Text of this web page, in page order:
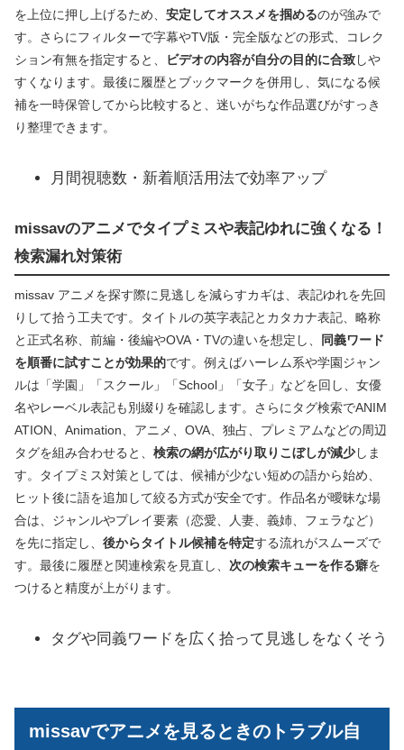
を上位に押し上げるため、 安定してオススメを掴めるのが強みで
す。さらにフィルターで字幕やTV版・完全版などの形式、コレク
ション有無を指定すると、
ビデオの内容が自分の目的に合致しや
すくなります。最後に履歴とブックマークを併用し、気になる候
補を一時保管してから比較すると、迷いがちな作品選びがすっき
り整理できます。
月間視聴数・新着順活用法で効率アップ
missavのアニメでタイプミスや表記ゆれに強くなる！
検索漏れ対策術
missav アニメを探す際に見逃しを減らすカギは、表記ゆれを先回
りして拾う工夫です。タイトルの英字表記とカタカナ表記、略称
と正式名称、前編・後編やOVA・TVの違いを想定し、
同義ワード
を順番に試すことが効果的です。例えばハーレム系や学園ジャン
ルは「学園」「スクール」「School」「女子」などを回し、女優
名やレーベル表記も別綴りを確認します。さらにタグ検索でANIM
ATION、Animation、アニメ、OVA、独占、プレミアムなどの周辺
タグを組み合わせると、 検索の網が広がり取りこぼしが減少しま
す。タイプミス対策としては、候補が少ない短めの語から始め、
ヒット後に語を追加して絞る方式が安全です。作品名が曖昧な場
合は、ジャンルやプレイ要素（恋愛、人妻、義姉、フェラなど）
を先に指定し、 後からタイトル候補を特定する流れがスムーズで
す。最後に履歴と関連検索を見直し、 次の検索キューを作る癖を
つけると精度が上がります。
タグや同義ワードを広く拾って見逃しをなくそう
missavでアニメを見るときのトラブル自